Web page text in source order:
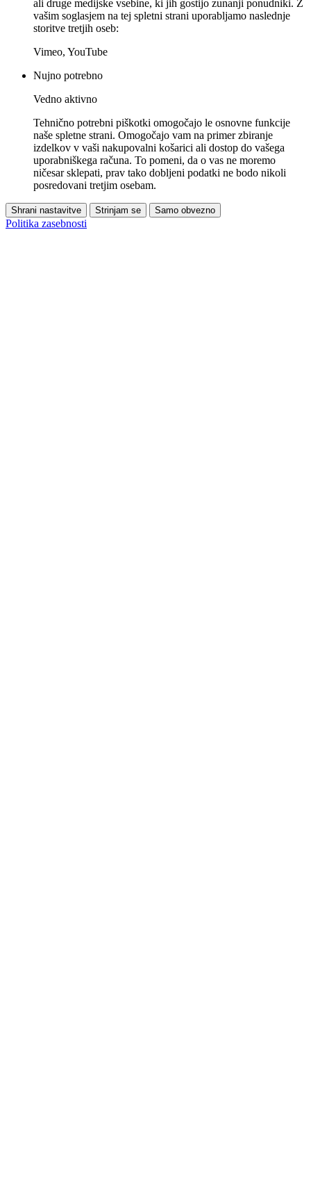
ali druge medijske vsebine, ki jih gostijo zunanji ponudniki. Z
vašim soglasjem na tej spletni strani uporabljamo naslednje
storitve tretjih oseb:
Vimeo, YouTube
Nujno potrebno
Vedno aktivno
Tehnično potrebni piškotki omogočajo le osnovne funkcije
naše spletne strani. Omogočajo vam na primer zbiranje
izdelkov v vaši nakupovalni košarici ali dostop do vašega
uporabniškega računa. To pomeni, da o vas ne moremo
ničesar sklepati, prav tako dobljeni podatki ne bodo nikoli
posredovani tretjim osebam.
Shrani nastavitve Strinjam se Samo obvezno
Politika zasebnosti